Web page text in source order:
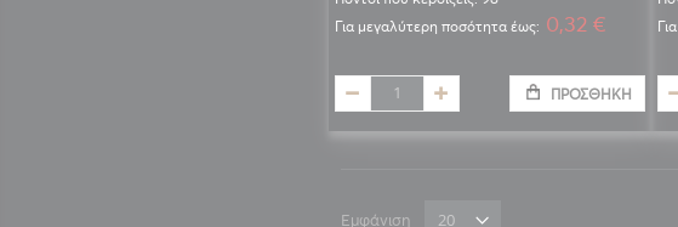
Για μεγαλύτερη ποσότητα έως: 0,32 €
ΠΡΟΣΘΉΚΗ
Εμφάνιση